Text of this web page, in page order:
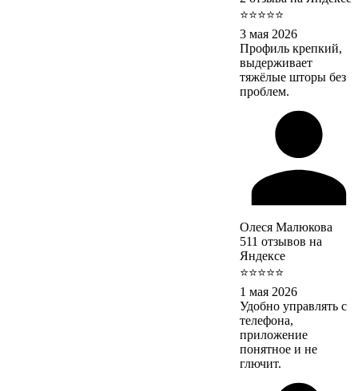
⭐⭐⭐⭐⭐
3 мая 2026
Профиль крепкий,
выдерживает
тяжёлые шторы без
проблем.
Олеся Малюкова
511 отзывов на
Яндексе
⭐⭐⭐⭐⭐
1 мая 2026
Удобно управлять с
телефона,
приложение
понятное и не
глючит.